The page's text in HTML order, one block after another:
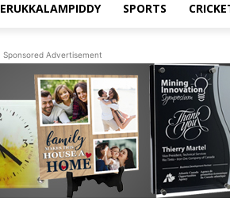
ERUKKALAMPIDDY SPORTS
Sponsored Advertisement